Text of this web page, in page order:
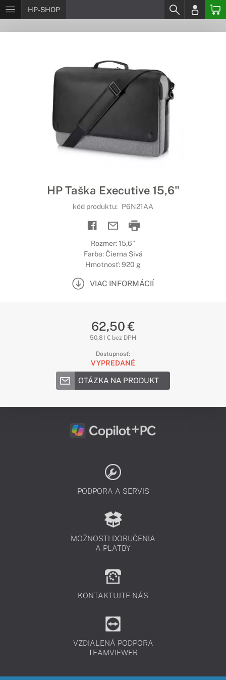
HP-SHOP
HP Taška Executive 15,6"
kód produktu: P6N21AA
Rozmer: 15,6"
Farba: Čierna Sivá
Hmotnosť: 920 g
VIAC INFORMÁCIÍ
62,50 €
50,81 € bez DPH
Dostupnosť:
VYPREDANÉ
OTÁZKA NA PRODUKT
PODPORA A SERVIS
MOŽNOSTI DORUČENIA
A PLATBY
KONTAKTUJTE NÁS
VZDIALENÁ PODPORA
TEAMVIEWER